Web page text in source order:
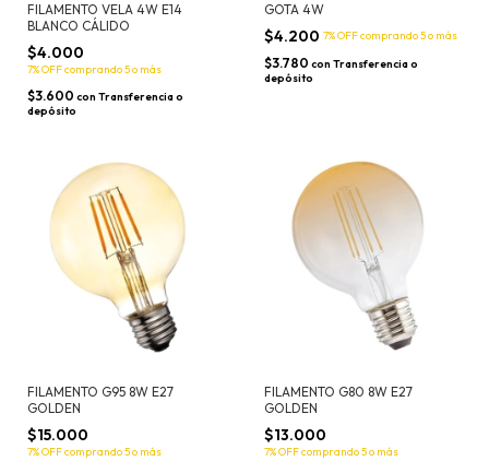
FILAMENTO VELA 4W E14
BLANCO CÁLIDO
$4.000
7% OFFcomprando 5 o más
$3.600 con Transferencia o
depósito
GOTA 4W
$4.200 7% OFFcomprando 5 o más
$3.780 con Transferencia o
depósito
FILAMENTO G95 8W E27
GOLDEN
$15.000
7% OFFcomprando 5 o más
FILAMENTO G80 8W E27
GOLDEN
$13.000
7% OFFcomprando 5 o más